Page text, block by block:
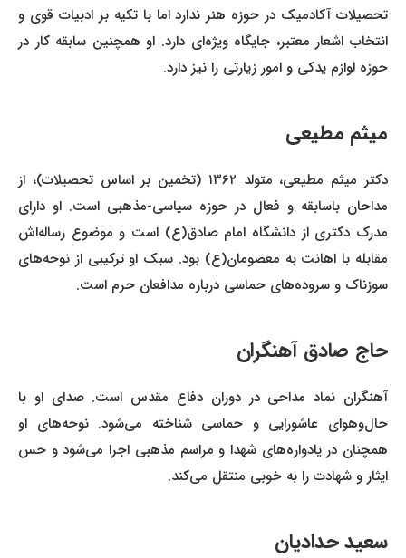
تحصیلات آکادمیک در حوزه هنر ندارد اما با تکیه بر ادبیات قوی و
انتخاب اشعار معتبر، جایگاه ویژه‌ای دارد. او همچنین سابقه کار در
حوزه لوازم یدکی و امور زیارتی را نیز دارد.
میثم مطیعی
دکتر میثم مطیعی، متولد ۱۳۶۲ (تخمین بر اساس تحصیلات)، از
مداحان باسابقه و فعال در حوزه سیاسی-مذهبی است. او دارای
مدرک دکتری از دانشگاه امام صادق(ع) است و موضوع رساله‌اش
مقابله با اهانت به معصومان(ع) بود. سبک او ترکیبی از نوحه‌های
سوزناک و سروده‌های حماسی درباره مدافعان حرم است.
حاج صادق آهنگران
آهنگران نماد مداحی در دوران دفاع مقدس است. صدای او با
حال‌وهوای عاشورایی و حماسی شناخته می‌شود. نوحه‌های او
همچنان در یادواره‌های شهدا و مراسم مذهبی اجرا می‌شود و حس
ایثار و شهادت را به خوبی منتقل می‌کند.
سعید حدادیان